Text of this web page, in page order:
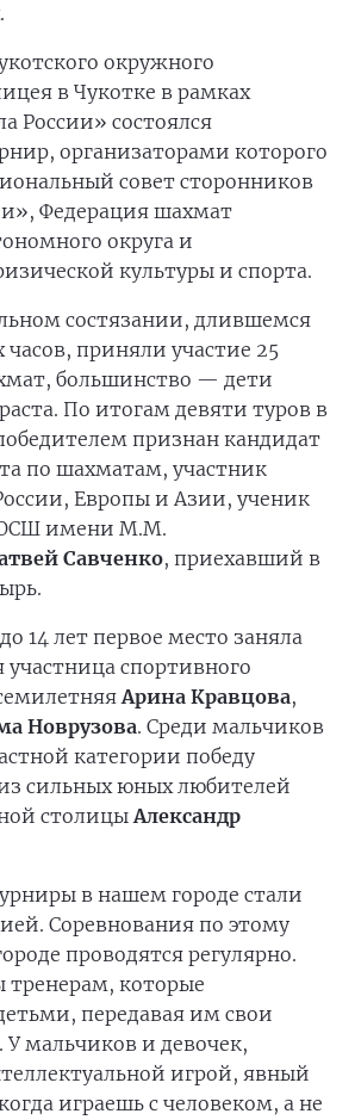
окружного
в Чукотке в рамках
России» состоялся
организаторами которого
совет сторонников
Федерация шахмат
округа и
культуры и спорта.
состязании, длившемся
часов, приняли участие 25
большинство — дети
По итогам девяти туров в
признан кандидат
по шахматам, участник
Европы и Азии, ученик
имени М.М.
Савченко, приехавший в
14 лет первое место заняла
спортивного
Арина Кравцова,
Новрузова. Среди мальчиков
категории победу
сильных юных любителей
столицыАлександр
в нашем городе стали
Соревнования по этому
проводятся регулярно.
тренерам, которые
передавая им свои
мальчиков и девочек,
игрой, явный
играешь с человеком, а не